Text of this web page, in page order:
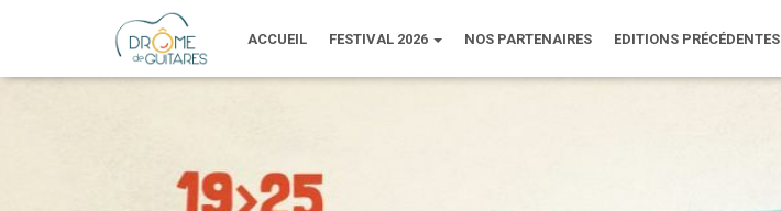
ACCUEIL FESTIVAL 2026 NOS PARTENAIRES EDITIONS PRÉCÉDENTES